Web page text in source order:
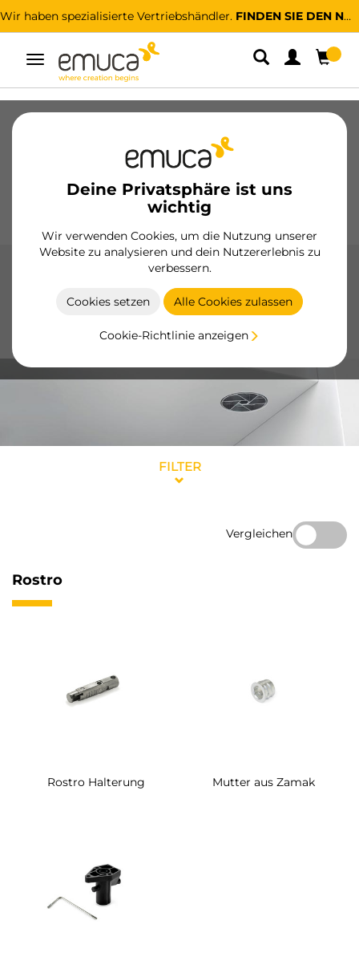
Wir haben spezialisierte Vertriebshändler. FINDEN SIE DEN NÄCHSTGELEGENEN
Umschaltbare
Navigation
Deine Privatsphäre ist uns
wichtig
Wir verwenden Cookies, um die Nutzung unserer
Website zu analysieren und dein Nutzererlebnis zu
verbessern.
Cookies setzen Alle Cookies zulassen
Cookie-Richtlinie anzeigen
Führungssysteme
Schiebesysteme
Griffe Sockel
Möbel-Verbindungssysteme
Möbel-Verbindungssysteme von hoher Präzision, die für
Art von Möbeln ausgelegt sind.
FILTER
Vergleichen
Rostro
Rostro Halterung Mutter aus Zamak